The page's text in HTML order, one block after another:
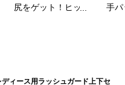
尻をゲット！ヒップ
手パ
ィース用ラッシュガード上下セ